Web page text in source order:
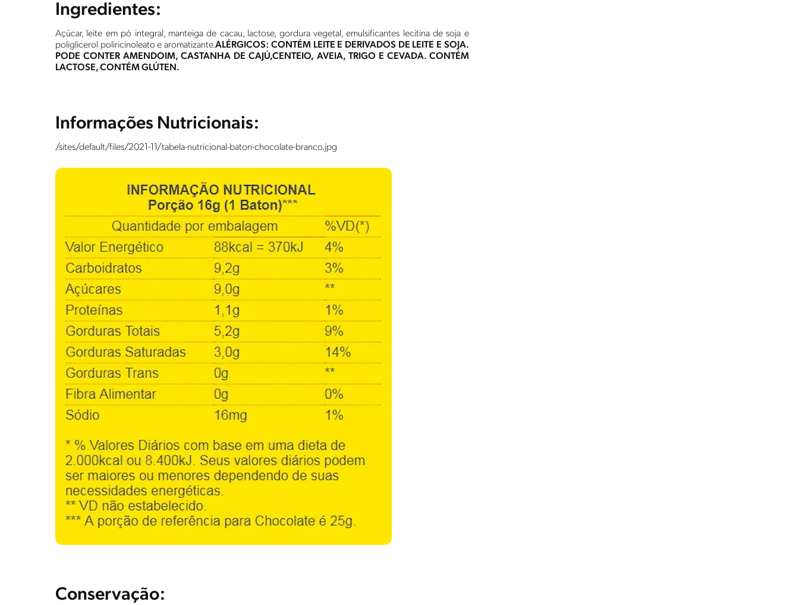
Ingredientes:
Açúcar, leite em pó integral, manteiga de cacau, lactose, gordura vegetal, emulsificantes lecitina de soja e
poliglicerol poliricinoleato e aromatizante.ALÉRGICOS: CONTÉM LEITE E DERIVADOS DE LEITE E SOJA.
PODE CONTER AMENDOIM, CASTANHA DE CAJÚ,CENTEIO, AVEIA, TRIGO E CEVADA. CONTÉM
LACTOSE, CONTÉM GLÚTEN.
Informações Nutricionais:
/sites/default/files/2021-11/tabela-nutricional-baton-chocolate-branco.jpg
Conservação: